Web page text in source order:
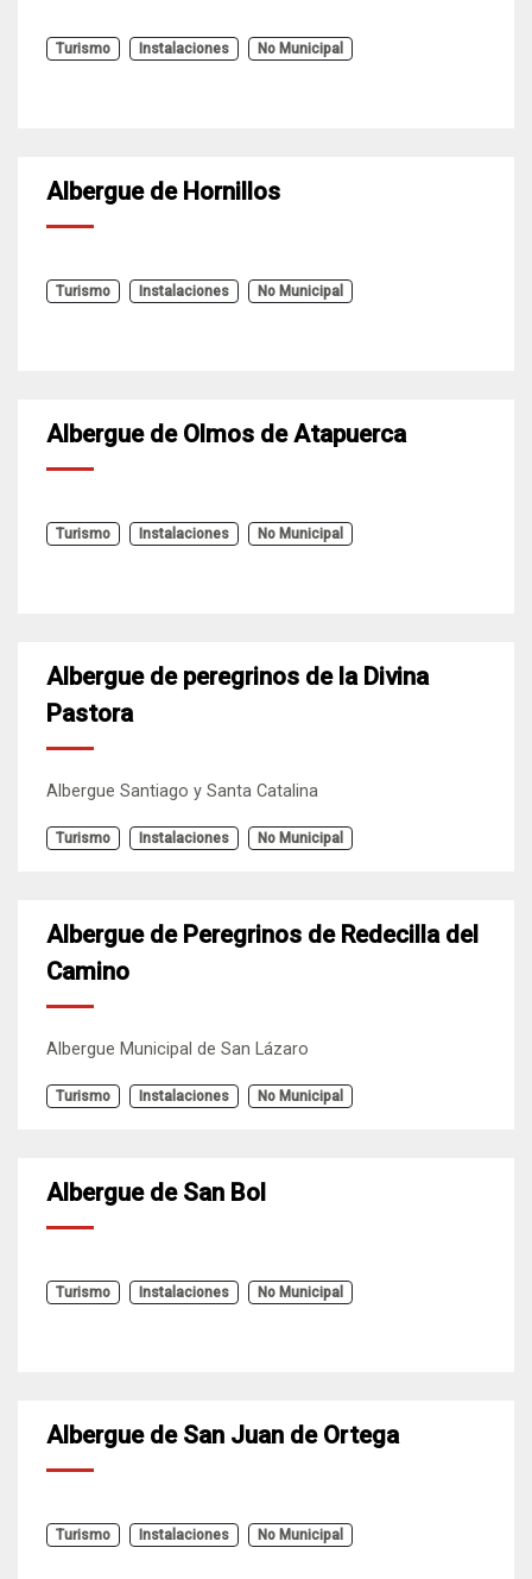
Turismo Instalaciones No Municipal
Albergue de Hornillos
Turismo Instalaciones No Municipal
Albergue de Olmos de Atapuerca
Turismo Instalaciones No Municipal
Albergue de peregrinos de la Divina
Pastora
Albergue Santiago y Santa Catalina
Turismo Instalaciones No Municipal
Albergue de Peregrinos de Redecilla del
Camino
Albergue Municipal de San Lázaro
Turismo Instalaciones No Municipal
Albergue de San Bol
Turismo Instalaciones No Municipal
Albergue de San Juan de Ortega
Turismo Instalaciones No Municipal